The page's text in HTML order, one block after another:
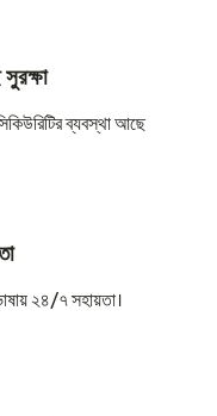
ব্যবস্থা আছে
২৪/৭ সহায়তা।